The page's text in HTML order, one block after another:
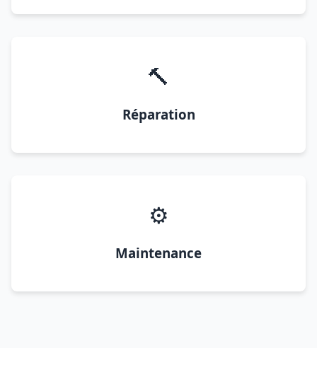
🔨
Réparation
⚙️
Maintenance